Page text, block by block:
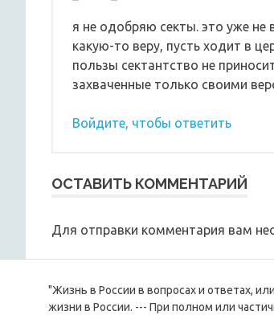
я не одобряю секты. это уже не
какую-то веру, пусть ходит в
пользы сектантство не
захваченные только своими
Войдите, чтобы ответить
ОСТАВИТЬ КОММЕНТАРИЙ
Для отправки комментария вам
"Жизнь в России в вопросах и ответах,
жизни в России. --- При полном или